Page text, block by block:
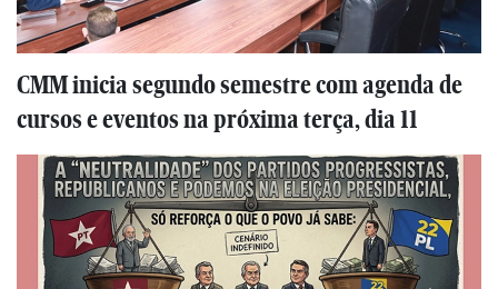
CMM inicia segundo semestre com agenda de
cursos e eventos na próxima terça, dia 11